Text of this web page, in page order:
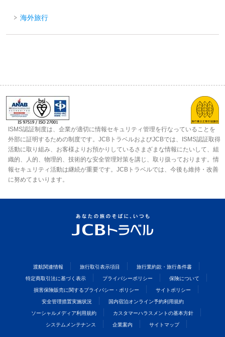
海外旅行
ISMS認証制度は、企業が適切に情報セキュリティ管理を行なっていることを
外部に証明するための制度です。JCBトラベルおよびJCBでは、ISMS認証取得
活動に取り組み、お客様よりお預かりしているさまざまな情報にたいして、組
織的、人的、物理的、技術的な安全管理対策を講じ、取り扱っております。情
報セキュリティ活動は継続が重要です。JCBトラベルでは、今後も維持・改善
に努めてまいります。
渡航関連情報 旅行取引表示項目 旅行業約款・旅行条件書
特定商取引法に基づく表示 プライバシーポリシー 保険について
損害保険販売に関するプライバシー・ポリシー サイトポリシー
安全管理措置実施状況 国内宿泊オンライン予約利用規約
ソーシャルメディア利用規約 カスタマーハラスメントの基本方針
システムメンテナンス 企業案内 サイトマップ